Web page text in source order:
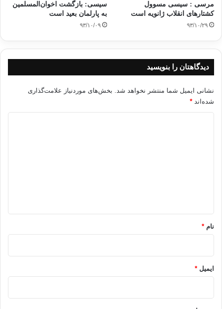
مرسی : سیسی مسوول
کشتارهای انقلاب ژانویه است
۹۳/۱۰/۲۹
سیسی: بازگشت اخوان‌المسلمین
به پارلمان بعید است
۹۳/۱۰/۰۹
دیدگاهتان را بنویسید
نشانی ایمیل شما منتشر نخواهد شد. بخش‌های موردنیاز علامت‌گذاری
شده‌اند *
نام *
ایمیل *